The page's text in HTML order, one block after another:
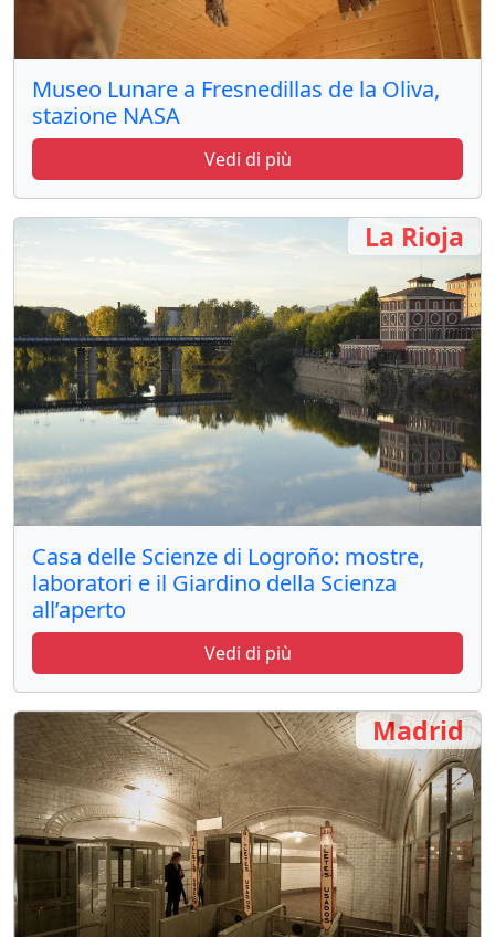
Museo Lunare a Fresnedillas de la Oliva,
stazione NASA
Vedi di più
Casa delle Scienze di Logroño: mostre,
laboratori e il Giardino della Scienza
all’aperto
Vedi di più
La Rioja
Madrid